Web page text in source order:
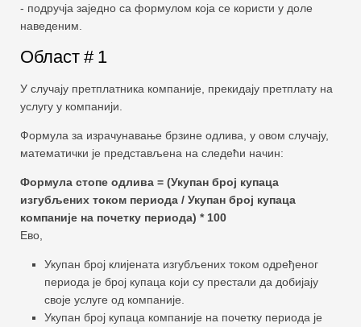
- подручја заједно са формулом која се користи у доле
наведеним.
Област # 1
У случају претплатника компаније, прекидају претплату на
услугу у компанији.
Формула за израчунавање брзине одлива, у овом случају,
математички је представљена на следећи начин:
Формула стопе одлива = (Укупан број купаца
изгубљених током периода / Укупан број купаца
компаније на почетку периода) * 100
Ево,
Укупан број клијената изгубљених током одређеног
периода је број купаца који су престали да добијају
своје услуге од компаније.
Укупан број купаца компаније на почетку периода је